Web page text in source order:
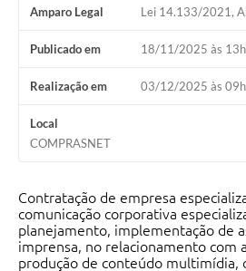
Amparo Legal Lei 14.133/2021,
Publicado em 18/11/2025 às
Realização em 03/12/2025 às
Local
COMPRASNET
Contratação de empresa
comunicação corporativa
planejamento, implementação de
imprensa, no relacionamento com
produção de conteúdo multimídia,